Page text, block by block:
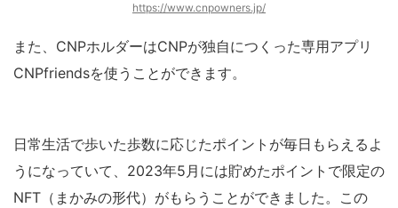
https://www.cnpowners.jp/
また、CNPホルダーはCNPが独自につくった専用アプリ
CNPfriendsを使うことができます。
日常生活で歩いた歩数に応じたポイントが毎日もらえるよ
うになっていて、2023年5月には貯めたポイントで限定の
NFT（まかみの形代）がもらうことができました。この